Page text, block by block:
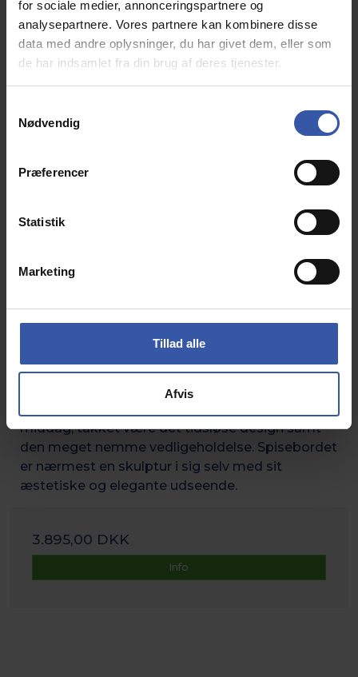
for sociale medier, annonceringspartnere og
analysepartnere. Vores partnere kan kombinere disse
data med andre oplysninger, du har givet dem, eller som
de har indsamlet fra din brug af deres tjenester.
Nødvendig
Præferencer
Statistik
Marketing
Tillad alle
Afvis
og med sort metalstel.
15627
middag, takket være det tidsløse design samt
den meget nemme vedligeholdelse. Spisebordet
er nærmest en skulptur i sig selv med sit
æstetiske og elegante udseende.
3.895,00 DKK
Info